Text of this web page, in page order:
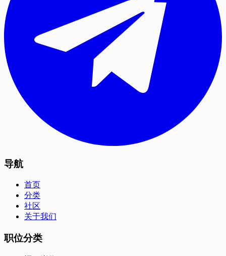
导航
首页
分类
社区
关于我们
职位分类